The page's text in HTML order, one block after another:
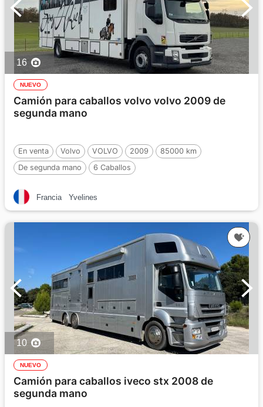
16
NUEVO
Camión para caballos volvo volvo 2009 de
segunda mano
En venta Volvo VOLVO 2009
85000 km
De segunda mano
6 Caballos
Francia Yvelines
10
NUEVO
Camión para caballos iveco stx 2008 de
segunda mano